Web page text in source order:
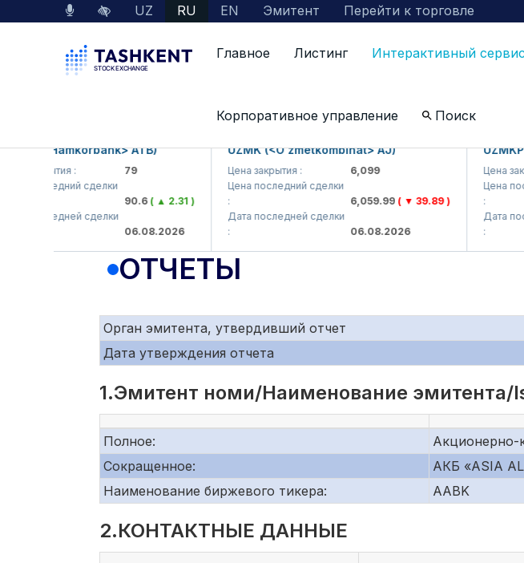
UZ RU EN Эмитент Перейти к торговле
Главное Листинг Интерактивный сервис
Корпоративное управление Поиск
Раскрытие информации по компаниям
(<Hamkorbank> ATB)
сделки
( ▲ 2.31 )
сделки
06.08.2026
UZMK (<O'zmetkombinat> AJ)
Цена закрытия :
6,099
Цена последний сделки
6,059.99( ▼ 39.89 )
Дата последней сделки
06.08.2026
UZMKP
Цена
Цена
Дата
ОТЧЕТЫ
Орган эмитента, утвердивший отчет
Дата утверждения отчета
1.Эмитент номи/Наименование эмитента/
Полное:
Акционерно-
Сокращенное:
АКБ «ASIA
Наименование биржевого тикера:
AABK
2.КОНТАКТНЫЕ ДАННЫЕ